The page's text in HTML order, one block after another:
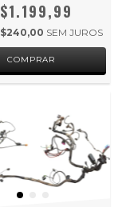
SEM JUROS